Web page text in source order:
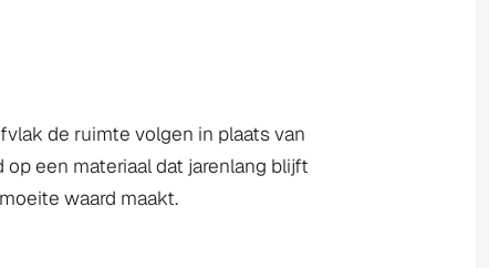
de ruimte volgen in plaats van
een materiaal dat jarenlang blijft
waard maakt.